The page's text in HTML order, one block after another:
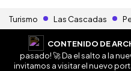
Turismo Las Cascadas
CONTENIDO DE
pasado! 🚀 Da el salto a la
invitamos a visitar el nuevo